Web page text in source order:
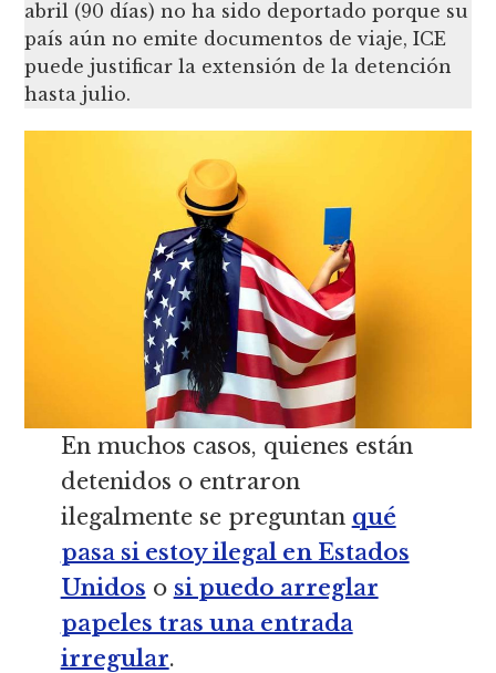
abril (90 días) no ha sido deportado porque su
país aún no emite documentos de viaje, ICE
puede justificar la extensión de la detención
hasta julio.
En muchos casos, quienes están
detenidos o entraron
ilegalmente se preguntan qué
pasa si estoy ilegal en Estados
Unidos o si puedo arreglar
papeles tras una entrada
irregular.